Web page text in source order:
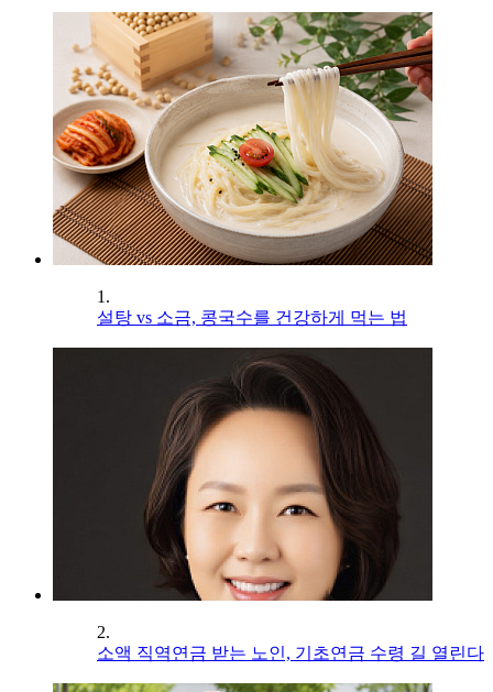
1.
설탕 vs 소금, 콩국수를 건강하게 먹는 법
2.
소액 직역연금 받는 노인, 기초연금 수령 길 열린다